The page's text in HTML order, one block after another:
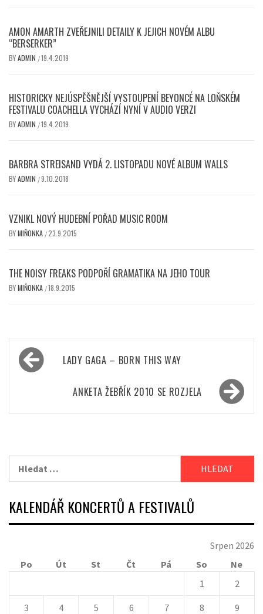
AMON AMARTH ZVEŘEJNILI DETAILY K JEJICH NOVÉM ALBU
“BERSERKER”
BYADMIN /19.4.2019
HISTORICKY NEJÚSPĚŠNĚJŠÍ VYSTOUPENÍ BEYONCÉ NA LOŇSKÉM
FESTIVALU COACHELLA VYCHÁZÍ NYNÍ V AUDIO VERZI
BYADMIN /19.4.2019
BARBRA STREISAND VYDÁ 2. LISTOPADU NOVÉ ALBUM WALLS
BYADMIN /9.10.2018
VZNIKL NOVÝ HUDEBNÍ POŘAD MUSIC ROOM
BYMIŇONKA /23.9.2015
THE NOISY FREAKS PODPOŘÍ GRAMATIKA NA JEHO TOUR
BYMIŇONKA /18.9.2015
Navigace
pro
příspěvek
LADY GAGA – BORN THIS WAY
ANKETA ŽEBŘÍK 2010 SE ROZJELA
KALENDÁŘ KONCERTŮ A FESTIVALŮ
Srpen 2026
Po
Út St Čt Pá So
Ne
1
2
3 4 5 6 7 8 9